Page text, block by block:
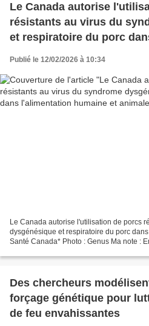
Le Canada autorise
résistants au virus du
et respiratoire du porc
Publié le 12/02/2026 à 10:34
Le Canada autorise l'utilisation de porcs
dysgénésique et respiratoire du porc
Santé Canada* Photo : Genus Ma note :
Des chercheurs
forçage génétique pour
de feu envahissantes